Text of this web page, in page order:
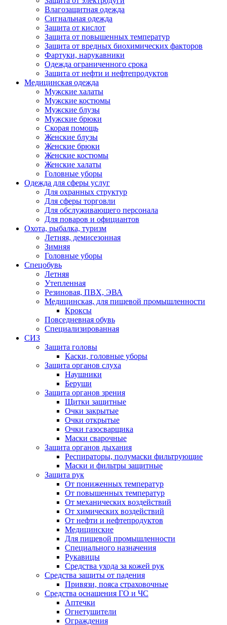
Влагозащитная одежда
Сигнальная одежда
Защита от кислот
Защита от повышенных температур
Защита от вредных биохимических факторов
Фартуки, нарукавники
Одежда ограниченного срока
Защита от нефти и нефтепродуктов
Медицинская одежда
Мужские халаты
Мужские костюмы
Мужские блузы
Мужские брюки
Скорая помощь
Женские блузы
Женские брюки
Женские костюмы
Женские халаты
Головные уборы
Одежда для сферы услуг
Для охранных структур
Для сферы торговли
Для обслуживающего персонала
Для поваров и официантов
Охота, рыбалка, туризм
Летняя, демисезонная
Зимняя
Головные уборы
Спецобувь
Летняя
Утепленная
Резиновая, ПВХ, ЭВА
Медицинская, для пищевой промышленности
Кроксы
Повседневная обувь
Специализированная
СИЗ
Защита головы
Каски, головные уборы
Защита органов слуха
Наушники
Беруши
Защита органов зрения
Щитки защитные
Очки закрытые
Очки открытые
Очки газосварщика
Маски сварочные
Защита органов дыхания
Респираторы, полумаски фильтрующие
Маски и фильтры защитные
Защита рук
От пониженных температур
От повышенных температур
От механических воздействий
От химических воздействий
От нефти и нефтепродуктов
Медицинские
Для пищевой промышленности
Специального назначения
Рукавицы
Средства ухода за кожей рук
Средства защиты от падения
Привязи, пояса страховочные
Средства оснащения ГО и ЧС
Аптечки
Огнетушители
Ограждения